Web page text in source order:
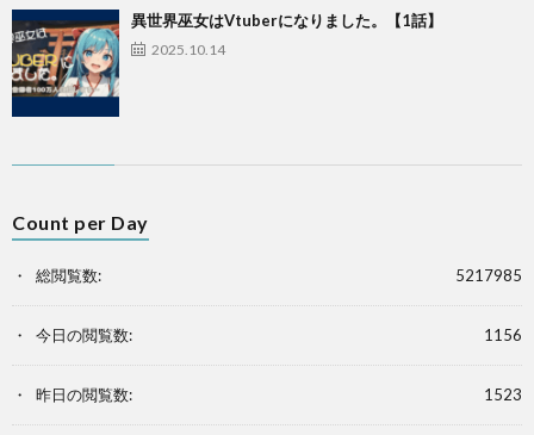
異世界巫女はVtuberになりました。【1話】
2025.10.14
Count per Day
5217985
総閲覧数:
1156
今日の閲覧数:
1523
昨日の閲覧数: